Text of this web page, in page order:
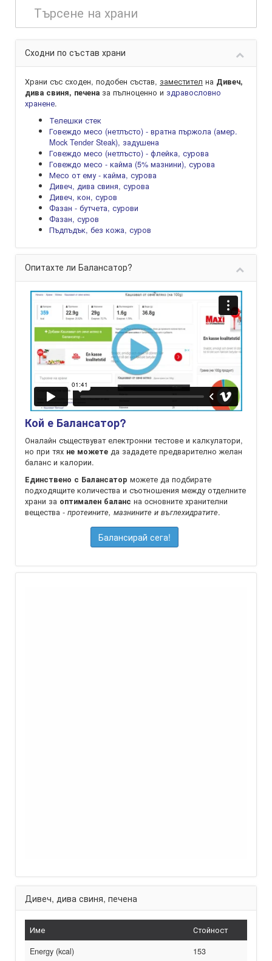
Сходни по състав храни
Храни със сходен, подобен състав, заместител на Дивеч,
дива свиня, печена за пълноценно и здравословно
хранене.
Телешки стек
Говеждо месо (нетлъсто) - вратна пържола (амер.
Mock Tender Steak), задушена
Говеждо месо (нетлъсто) - флейка, сурова
Говеждо месо - кайма (5% мазнини), сурова
Месо от ему - кайма, сурова
Дивеч, дива свиня, сурова
Дивеч, кон, суров
Фазан - бутчета, сурови
Фазан, суров
Пъдпъдък, без кожа, суров
Опитахте ли Балансатор?
Кой е Балансатор?
Оналайн съществуват електронни тестове и калкулатори,
но при тях не можете да зададете предварително желан
баланс и калории.
Единствено с Балансатор можете да подбирате
подходящите количества и съотношения между отделните
храни за оптимален баланс на oсновните хранителни
вещества - протеините, мазнините и въглехидратите.
Балансирай сега!
Дивеч, дива свиня, печена
Име
Стойност
Energy (kcal)
153